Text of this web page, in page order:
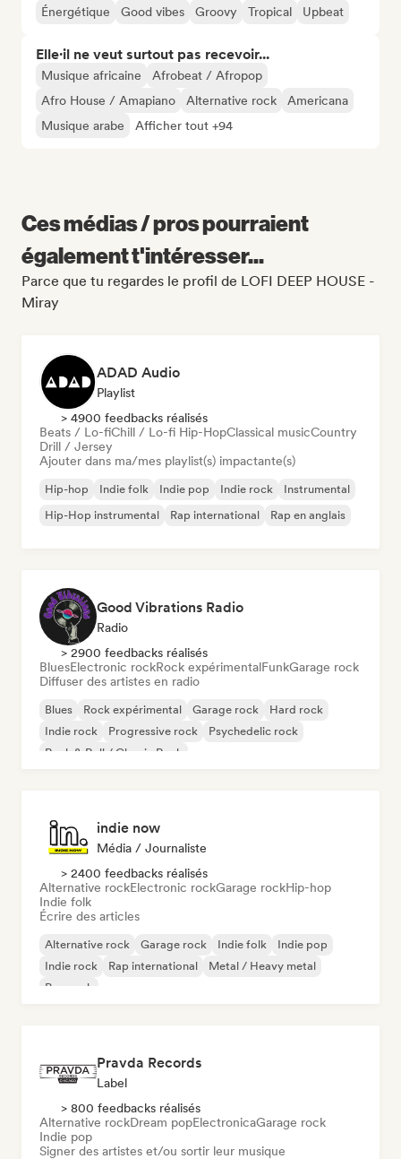
Énergétique Good vibes Groovy Tropical Upbeat
Elle·il ne veut surtout pas recevoir...
Musique africaine
Afrobeat / Afropop
Afro House / Amapiano
Alternative rock
Americana
Musique arabe
Afficher tout +94
Ces médias / pros pourraient
également t'intéresser...
Parce que tu regardes le profil de LOFI DEEP HOUSE -
Miray
ADAD Audio
Playlist
> 4900 feedbacks réalisés
Beats / Lo-fiChill / Lo-fi Hip-HopClassical musicCountry
Drill / Jersey
Ajouter dans ma/mes playlist(s) impactante(s)
Hip-hop Indie folk Indie pop Indie rock
Instrumental
Hip-Hop instrumental
Rap international Rap en anglais
Good Vibrations Radio
Radio
> 2900 feedbacks réalisés
BluesElectronic rockRock expérimentalFunkGarage rock
Diffuser des artistes en radio
Blues Rock expérimental Garage rock
Hard rock
Indie rock
Progressive rock
Psychedelic rock
Rock & Roll / Classic Rock
indie now
Média / Journaliste
> 2400 feedbacks réalisés
Alternative rockElectronic rockGarage rockHip-hop
Indie folk
Écrire des articles
Alternative rock Garage rock Indie folk
Indie pop
Indie rock
Rap international
Metal / Heavy metal
Pop rock
Pravda Records
Label
> 800 feedbacks réalisés
Alternative rockDream popElectronicaGarage rock
Indie pop
Signer des artistes et/ou sortir leur musique